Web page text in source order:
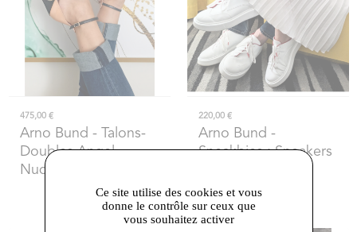
475,00 €
Arno Bund - Talons-
Doubles Angel
Nude&Black One
220,00 €
Arno Bund -
Sneakbies : Sneakers
asymétriques
Ce site utilise des cookies et vous
donne le contrôle sur ceux que
vous souhaitez activer